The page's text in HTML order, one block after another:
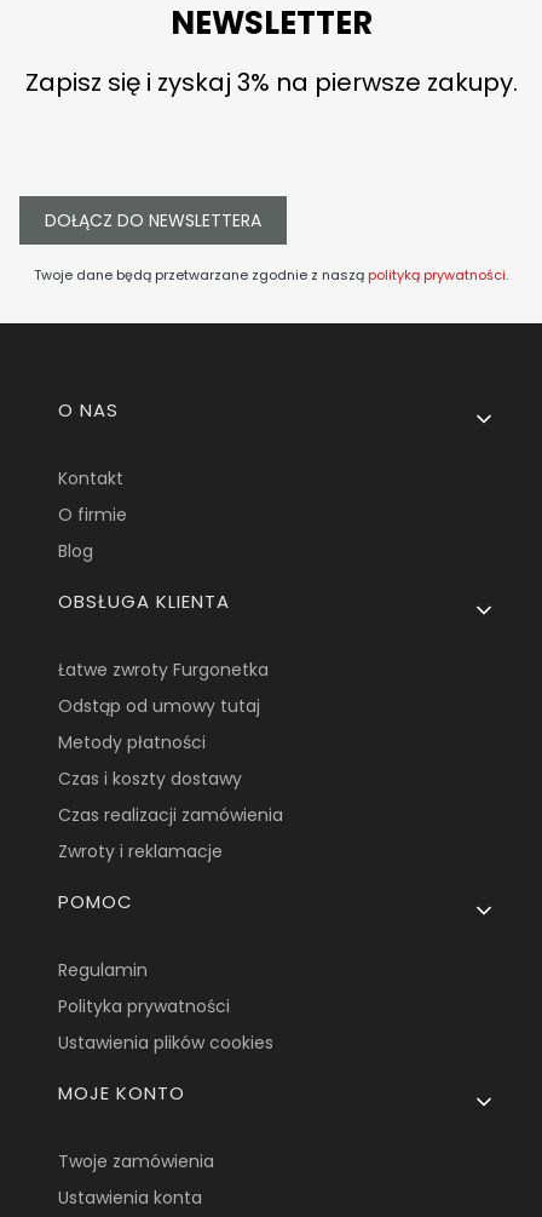
NEWSLETTER
Zapisz się i zyskaj 3% na pierwsze zakupy.
DOŁĄCZ DO NEWSLETTERA
Twoje dane będą przetwarzane zgodnie z naszą polityką prywatności.
Linki w stopce
O NAS
Kontakt
O firmie
Blog
OBSŁUGA KLIENTA
Łatwe zwroty Furgonetka
Odstąp od umowy tutaj
Metody płatności
Czas i koszty dostawy
Czas realizacji zamówienia
Zwroty i reklamacje
POMOC
Regulamin
Polityka prywatności
Ustawienia plików cookies
MOJE KONTO
Twoje zamówienia
Ustawienia konta